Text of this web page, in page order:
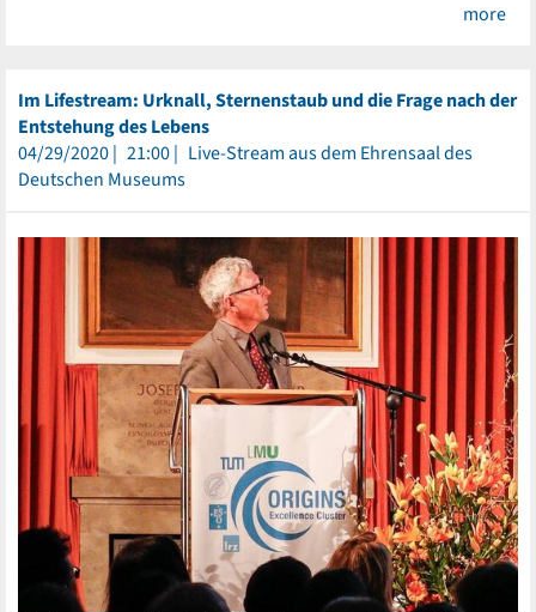
more
Im Lifestream: Urknall, Sternenstaub und die Frage nach der
Entstehung des Lebens
04/29/2020
21:00
Live-Stream aus dem Ehrensaal des
Deutschen Museums